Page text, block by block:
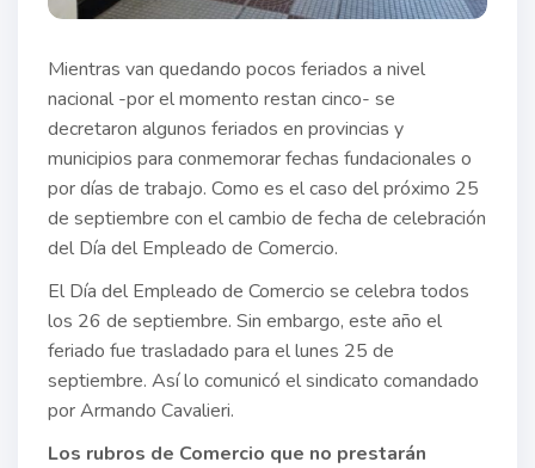
Mientras van quedando pocos feriados a nivel
nacional -por el momento restan cinco- se
decretaron algunos feriados en provincias y
municipios para conmemorar fechas fundacionales o
por días de trabajo. Como es el caso del próximo 25
de septiembre con el cambio de fecha de celebración
del Día del Empleado de Comercio.
El Día del Empleado de Comercio se celebra todos
los 26 de septiembre. Sin embargo, este año el
feriado fue trasladado para el lunes 25 de
septiembre. Así lo comunicó el sindicato comandado
por Armando Cavalieri.
Los rubros de Comercio que no prestarán